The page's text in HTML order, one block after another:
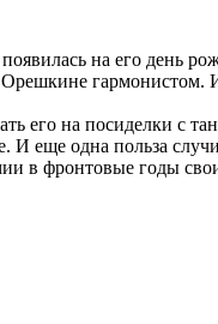
на его день
гармонистом.
его на посиделки с
И еще одна польза
в фронтовые годы